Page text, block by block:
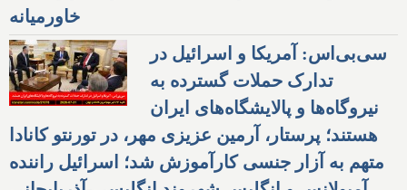
خاورمیانه
سی‌بی‌اس: آمریکا و اسرائیل در
تدارک حملات گسترده به
نیروگاه‌ها و پالایشگاه‌های ایران
هستند؛ پرستار، آرمین عزیزی مهر، در تورنتو کانادا
متهم به آزار جنسی کارآموزش شد؛ اسرائیل راننده